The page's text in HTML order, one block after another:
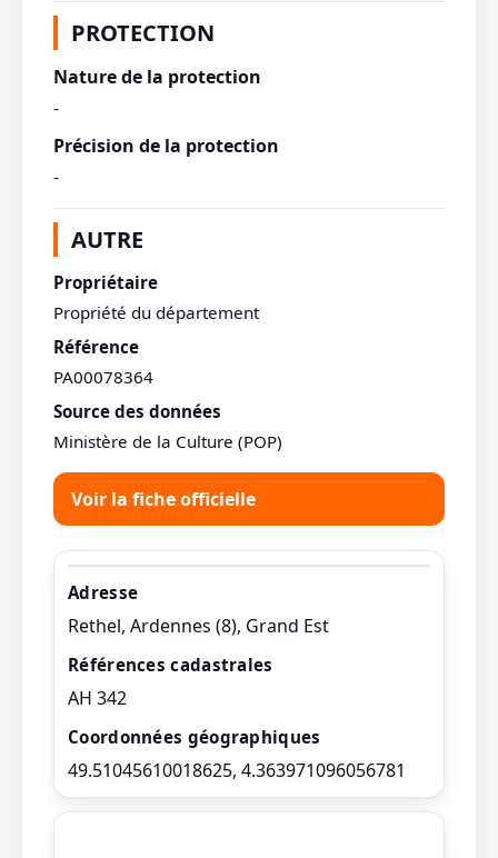
PROTECTION
Nature de la protection
-
Précision de la protection
-
AUTRE
Propriétaire
Propriété du département
Référence
PA00078364
Source des données
Ministère de la Culture (POP)
Voir la fiche officielle
Adresse
Rethel, Ardennes (8), Grand Est
Références cadastrales
AH 342
Coordonnées géographiques
49.51045610018625, 4.363971096056781